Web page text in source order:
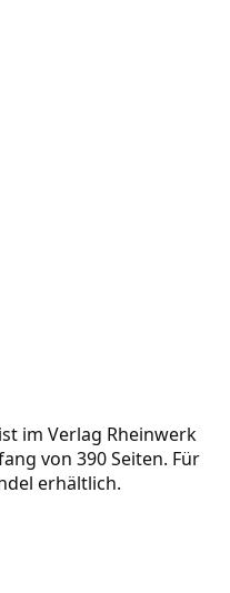
im Verlag Rheinwerk
von 390 Seiten. Für
erhältlich.